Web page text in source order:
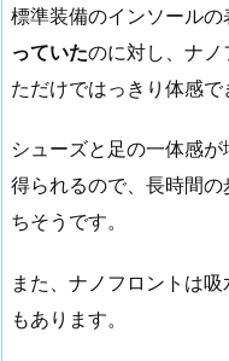
標準装備のインソールの
っていたのに対し、ナノ
ただけではっきり体感
シューズと足の一体感
得られるので、長時間
ちそうです。
また、ナノフロントは
もあります。